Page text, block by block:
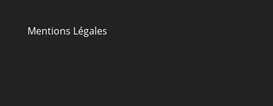
Mentions Légales